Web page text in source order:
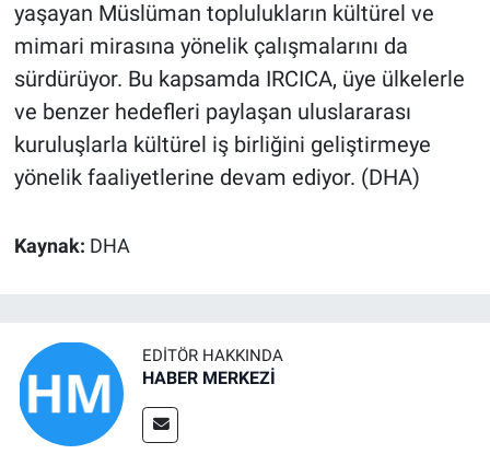
yaşayan Müslüman toplulukların kültürel ve
mimari mirasına yönelik çalışmalarını da
sürdürüyor. Bu kapsamda IRCICA, üye ülkelerle
ve benzer hedefleri paylaşan uluslararası
kuruluşlarla kültürel iş birliğini geliştirmeye
yönelik faaliyetlerine devam ediyor. (DHA)
Kaynak: DHA
EDITÖR HAKKINDA
HABER MERKEZİ